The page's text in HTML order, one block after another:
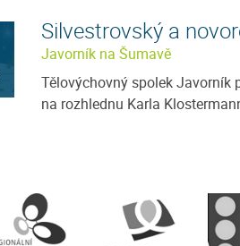
Silvestrovský a
Javorník na Šumavě
Tělovýchovný spolek Javorník
na rozhlednu Karla